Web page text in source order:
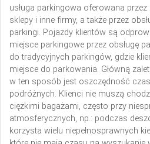
usługa parkingowa oferowana przez
sklepy i inne firmy, a także przez
parkingi. Pojazdy klientów są
miejsce parkingowe przez obsługę
do tradycyjnych parkingów, gdzie
miejsce do parkowania. Główną
w ten sposób jest oszczędność
podróżnych. Klienci nie muszą
ciężkimi bagażami, często przy
atmosferycznych, np.: podczas
korzysta wielu niepełnosprawnych